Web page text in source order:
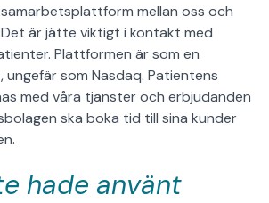
mellan oss och
är jätte viktigt i kontakt med
Plattformen är som en
som Nasdaq. Patientens
med våra tjänster och erbjudanden
ska boka tid till sina kunder
hade använt